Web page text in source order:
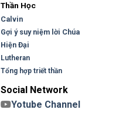
Thần Học
Calvin
Gợi ý suy niệm lời Chúa
Hiện Đại
Lutheran
Tổng hợp triết thần
Social Network
Yotube Channel